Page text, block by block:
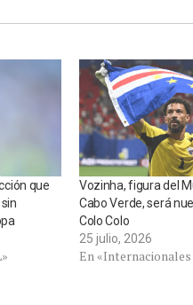
que
Vozinha, figura del
Cabo Verde, será
Colo Colo
25 julio, 2026
En